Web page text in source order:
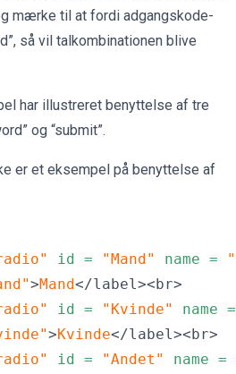
mærke til at fordi adgangskode-
så vil talkombinationen blive
har illustreret benyttelse af tre
og “submit”.
er et eksempel på benyttelse af
id = "Mand" name =
>Mand</label><br>
id = "Kvinde" name =
>Kvinde</label><br>
id = "Andet" name =